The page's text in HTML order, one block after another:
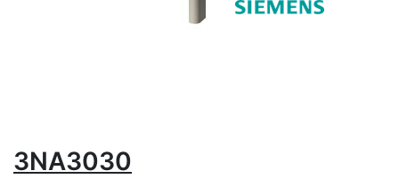
3NA3030